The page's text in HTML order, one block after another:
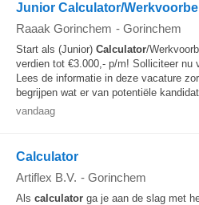
Junior Calculator/
Raaak Gorinchem - Gorinchem
Start als (Junior) Calculator/
verdien tot €3.000,- p/m! Solliciteer nu
Lees de informatie in deze vacature
begrijpen wat er van potentiële
vandaag
Calculator
Artiflex B.V. - Gorinchem
Als calculator ga je aan de slag met